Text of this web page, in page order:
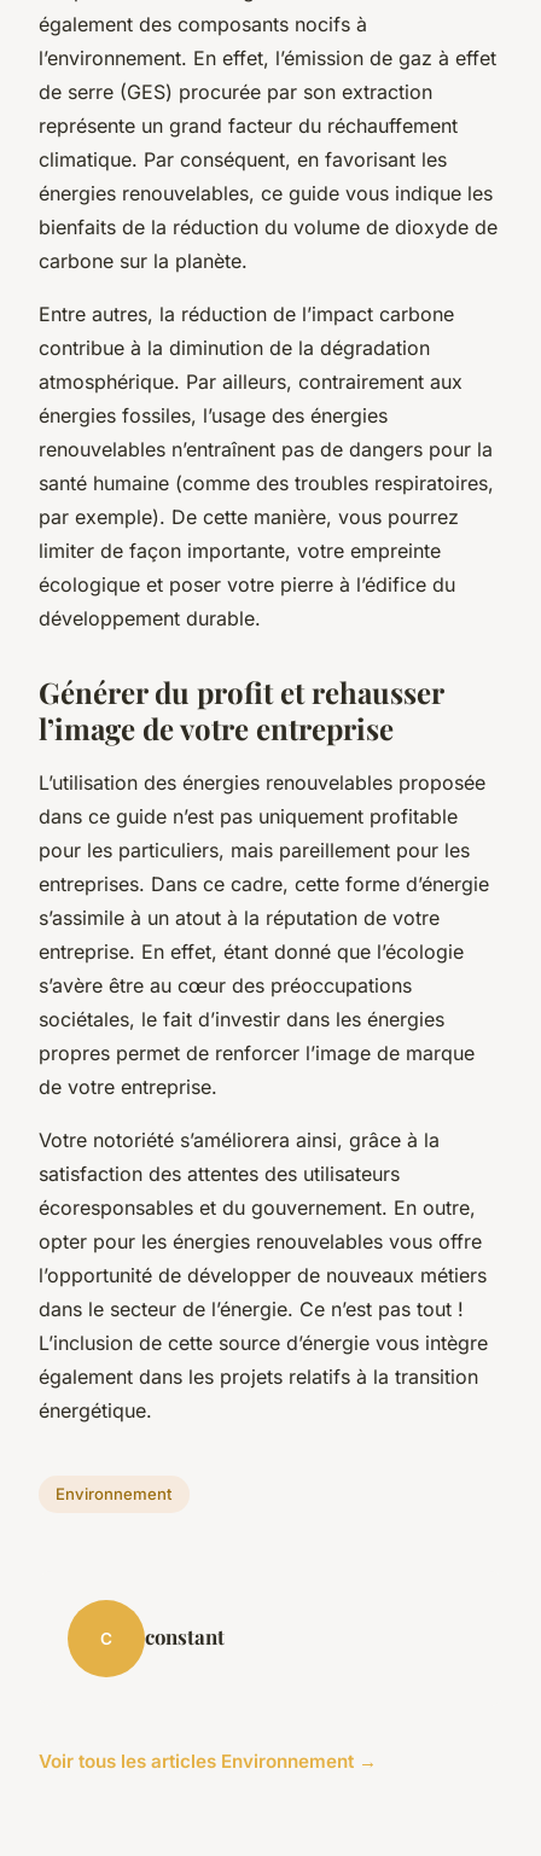
également des composants nocifs à
l’environnement. En effet, l’émission de gaz à effet
de serre (GES) procurée par son extraction
représente un grand facteur du réchauffement
climatique. Par conséquent, en favorisant les
énergies renouvelables, ce guide vous indique les
bienfaits de la réduction du volume de dioxyde de
carbone sur la planète.
Entre autres, la réduction de l’impact carbone
contribue à la diminution de la dégradation
atmosphérique. Par ailleurs, contrairement aux
énergies fossiles, l’usage des énergies
renouvelables n’entraînent pas de dangers pour la
santé humaine (comme des troubles respiratoires,
par exemple). De cette manière, vous pourrez
limiter de façon importante, votre empreinte
écologique et poser votre pierre à l’édifice du
développement durable.
Générer du profit et rehausser
l’image de votre entreprise
L’utilisation des énergies renouvelables proposée
dans ce guide n’est pas uniquement profitable
pour les particuliers, mais pareillement pour les
entreprises. Dans ce cadre, cette forme d’énergie
s’assimile à un atout à la réputation de votre
entreprise. En effet, étant donné que l’écologie
s’avère être au cœur des préoccupations
sociétales, le fait d’investir dans les énergies
propres permet de renforcer l’image de marque
de votre entreprise.
Votre notoriété s’améliorera ainsi, grâce à la
satisfaction des attentes des utilisateurs
écoresponsables et du gouvernement. En outre,
opter pour les énergies renouvelables vous offre
l’opportunité de développer de nouveaux métiers
dans le secteur de l’énergie. Ce n’est pas tout !
L’inclusion de cette source d’énergie vous intègre
également dans les projets relatifs à la transition
énergétique.
Environnement
C constant
Voir tous les articles Environnement →